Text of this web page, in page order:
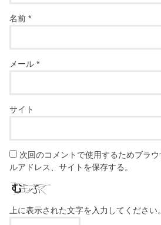
名前*
メール*
サイト
次回のコメントで使用するためブラ
ルアドレス、サイトを保存する。
上に表示された文字を入力してください。